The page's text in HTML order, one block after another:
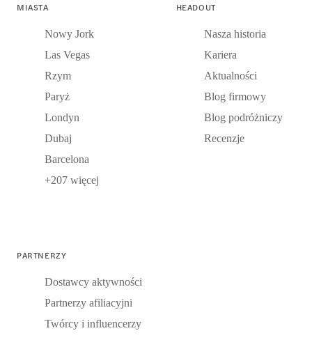
MIASTA
Nowy Jork
Las Vegas
Rzym
Paryż
Londyn
Dubaj
Barcelona
+207 więcej
HEADOUT
Nasza historia
Kariera
Aktualności
Blog firmowy
Blog podróżniczy
Recenzje
PARTNERZY
Dostawcy aktywności
Partnerzy afiliacyjni
Twórcy i influencerzy